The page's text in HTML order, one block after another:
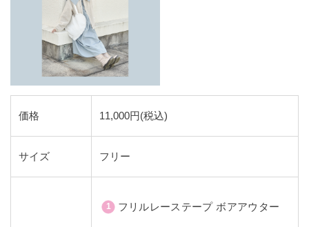
価格 11,000円(税込)
サイズ フリー
フリルレーステープ ボアアウター